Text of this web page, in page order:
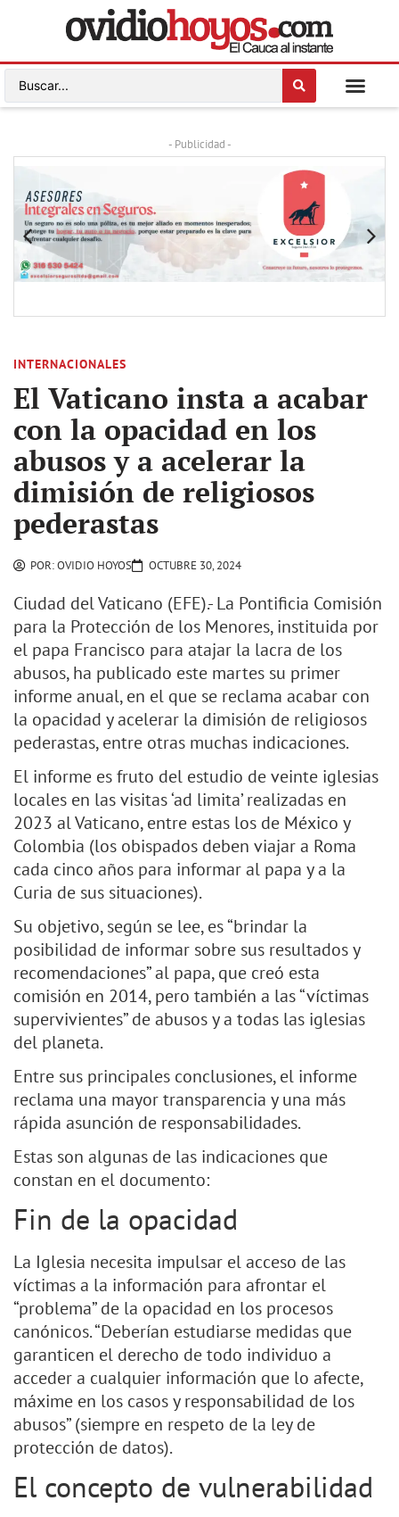
- Publicidad -
INTERNACIONALES
El Vaticano insta a acabar
con la opacidad en los
abusos y a acelerar la
dimisión de religiosos
pederastas
POR:OVIDIO HOYOS OCTUBRE 30, 2024
Ciudad del Vaticano (EFE).- La Pontificia Comisión
para la Protección de los Menores, instituida por
el papa Francisco para atajar la lacra de los
abusos, ha publicado este martes su primer
informe anual, en el que se reclama acabar con
la opacidad y acelerar la dimisión de religiosos
pederastas, entre otras muchas indicaciones.
El informe es fruto del estudio de veinte iglesias
locales en las visitas ‘ad limita’ realizadas en
2023 al Vaticano, entre estas los de México y
Colombia (los obispados deben viajar a Roma
cada cinco años para informar al papa y a la
Curia de sus situaciones).
Su objetivo, según se lee, es “brindar la
posibilidad de informar sobre sus resultados y
recomendaciones” al papa, que creó esta
comisión en 2014, pero también a las “víctimas
supervivientes” de abusos y a todas las iglesias
del planeta.
Entre sus principales conclusiones, el informe
reclama una mayor transparencia y una más
rápida asunción de responsabilidades.
Estas son algunas de las indicaciones que
constan en el documento:
Fin de la opacidad
La Iglesia necesita impulsar el acceso de las
víctimas a la información para afrontar el
“problema” de la opacidad en los procesos
canónicos. “Deberían estudiarse medidas que
garanticen el derecho de todo individuo a
acceder a cualquier información que lo afecte,
máxime en los casos y responsabilidad de los
abusos” (siempre en respeto de la ley de
protección de datos).
El concepto de vulnerabilidad